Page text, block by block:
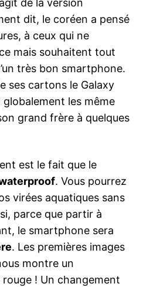
de la version
dit, le coréen a pensé
à ceux qui ne
mais souhaitent tout
très bon smartphone.
ses cartons le Galaxy
les même
grand frère à quelques
est le fait que le
. Vous pourrez
virées aquatiques sans
parce que partir à
le smartphone sera
. Les premières images
montre un
! Un changement